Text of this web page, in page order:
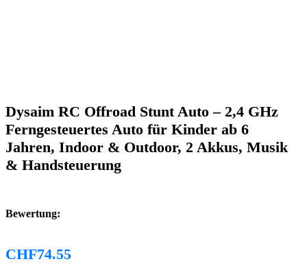
Dysaim RC Offroad Stunt Auto – 2,4 GHz
Ferngesteuertes Auto für Kinder ab 6
Jahren, Indoor & Outdoor, 2 Akkus, Musik
& Handsteuerung
Bewertung:
CHF74.55